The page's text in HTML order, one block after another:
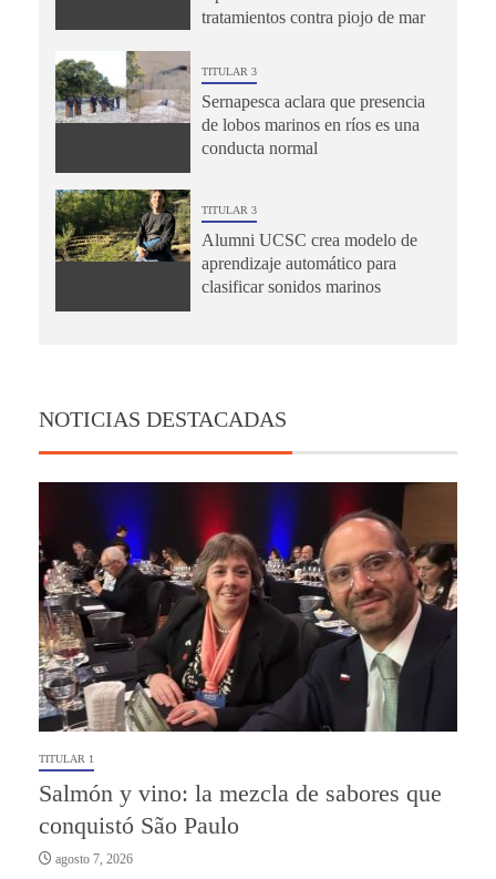
tratamientos contra piojo de mar
TITULAR 3
Sernapesca aclara que presencia
de lobos marinos en ríos es una
conducta normal
TITULAR 3
Alumni UCSC crea modelo de
aprendizaje automático para
clasificar sonidos marinos
NOTICIAS DESTACADAS
TITULAR 1
Salmón y vino: la mezcla de sabores que
conquistó São Paulo
agosto 7, 2026